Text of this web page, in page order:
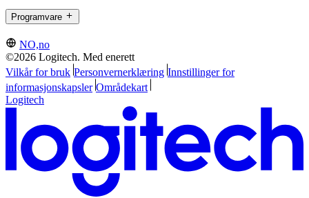
Programvare
NO,no
©2026 Logitech. Med enerett
Vilkår for bruk Personvernerklæring Innstillinger for
informasjonskapsler Områdekart
Logitech